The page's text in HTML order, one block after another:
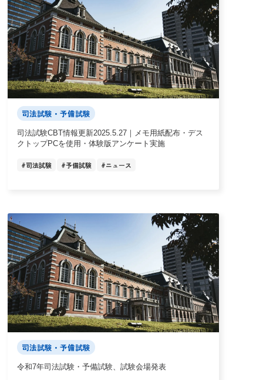
司法試験・予備試験
司法試験CBT情報更新2025.5.27｜メモ用紙配布・デス
クトップPCを使用・体験版アンケート実施
#司法試験 #予備試験 #ニュース
司法試験・予備試験
令和7年司法試験・予備試験、試験会場発表